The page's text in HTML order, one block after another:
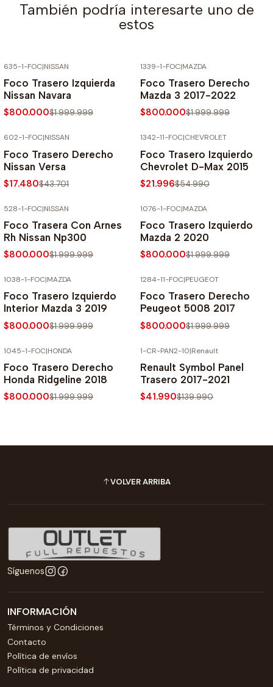
También podría interesarte uno de
estos
635-1-FOC|NISSAN
Foco Trasero Izquierda
Nissan Navara
$800.000$1.999.999
1339-1-FOC|MAZDA
Foco Trasero Derecho
Mazda 3 2017-2022
$800.000$1.999.999
602-1-FOC|NISSAN
Foco Trasero Derecho
Nissan Versa
$17.480$43.701
1342-11-FOC|CHEVROLET
Foco Trasero Izquierdo
Chevrolet D-Max 2015
$21.996$54.990
528-1-FOC|NISSAN
Foco Trasera Con Arnes
Rh Nissan Np300
$800.000$1.999.999
1076-1-FOC|MAZDA
Foco Trasero Izquierdo
Mazda 2 2020
$800.000$1.999.999
1038-1-FOC|MAZDA
Foco Trasero Izquierdo
Interior Mazda 3 2019
$800.000$1.999.999
1284-11-FOC|PEUGEOT
Foco Trasero Derecho
Peugeot 5008 2017
$800.000$1.999.999
1045-1-FOC|HONDA
Foco Trasero Derecho
Honda Ridgeline 2018
$800.000$1.999.999
1-CR-PAN2-10|Renault
Renault Symbol Panel
Trasero 2017-2021
$41.990$139.990
VOLVER ARRIBA
Síguenos
INFORMACIÓN
Términos y Condiciones
Contacto
Política de envíos
Política de privacidad